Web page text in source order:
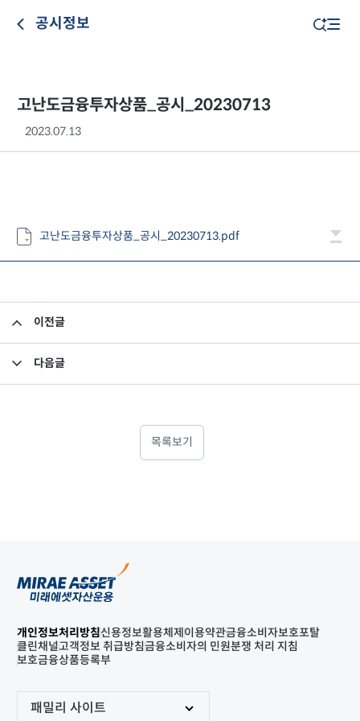
공시정보
고난도금융투자상품_공시_20230713
2023.07.13
고난도금융투자상품_공시_20230713.pdf
이전글
다음글
목록보기
개인정보처리방침신용정보활용체제 이용약관금융소비자보호포탈
클린채널고객정보 취급방침금융소비자의 민원분쟁 처리 지침
보호금융상품등록부
패밀리 사이트